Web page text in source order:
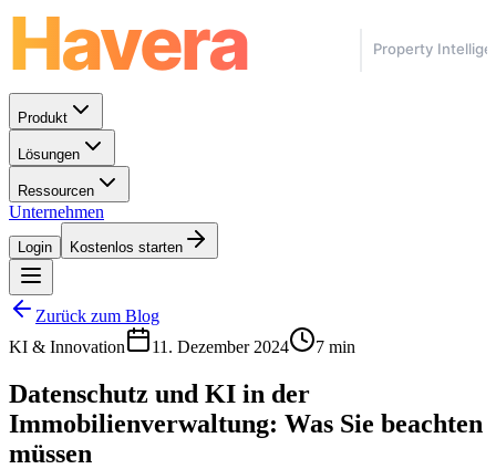
Produkt
Lösungen
Ressourcen
Unternehmen
Login Kostenlos starten
Zurück zum Blog
KI & Innovation
11. Dezember 2024 7 min
Datenschutz und KI in der
Immobilienverwaltung: Was Sie beachten
müssen